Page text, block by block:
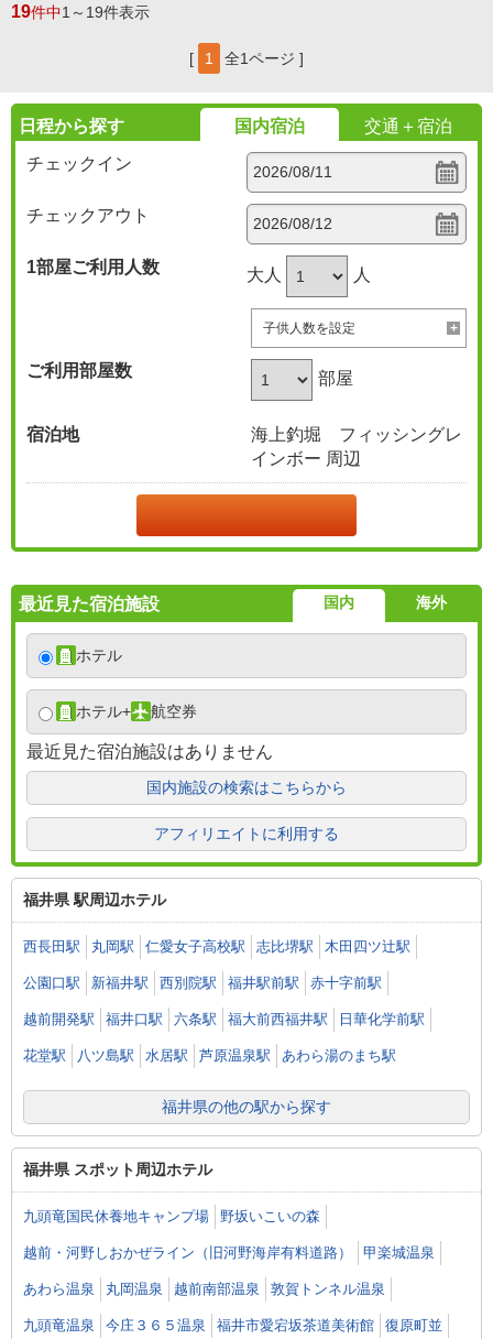
19件中1～19件表示
[ 1 全1ページ ]
日程から探す 国内宿泊
交通＋宿泊
チェックイン
チェックアウト
1部屋ご利用人数 大人 人
子供人数を設定
ご利用部屋数 部屋
宿泊地
海上釣堀 フィッシングレ
インボー 周辺
最近見た宿泊施設 国内 海外
ホテル
ホテル+ 航空券
最近見た宿泊施設はありません
国内施設の検索はこちらから
アフィリエイトに利用する
福井県 駅周辺ホテル
西長田駅 丸岡駅 仁愛女子高校駅 志比堺駅 木田四ツ辻駅
公園口駅 新福井駅 西別院駅 福井駅前駅 赤十字前駅
越前開発駅 福井口駅 六条駅 福大前西福井駅 日華化学前駅
花堂駅 八ツ島駅 水居駅 芦原温泉駅 あわら湯のまち駅
福井県の他の駅から探す
福井県 スポット周辺ホテル
九頭竜国民休養地キャンプ場 野坂いこいの森
越前・河野しおかぜライン（旧河野海岸有料道路） 甲楽城温泉
あわら温泉 丸岡温泉 越前南部温泉 敦賀トンネル温泉
九頭竜温泉 今庄３６５温泉 福井市愛宕坂茶道美術館 復原町並